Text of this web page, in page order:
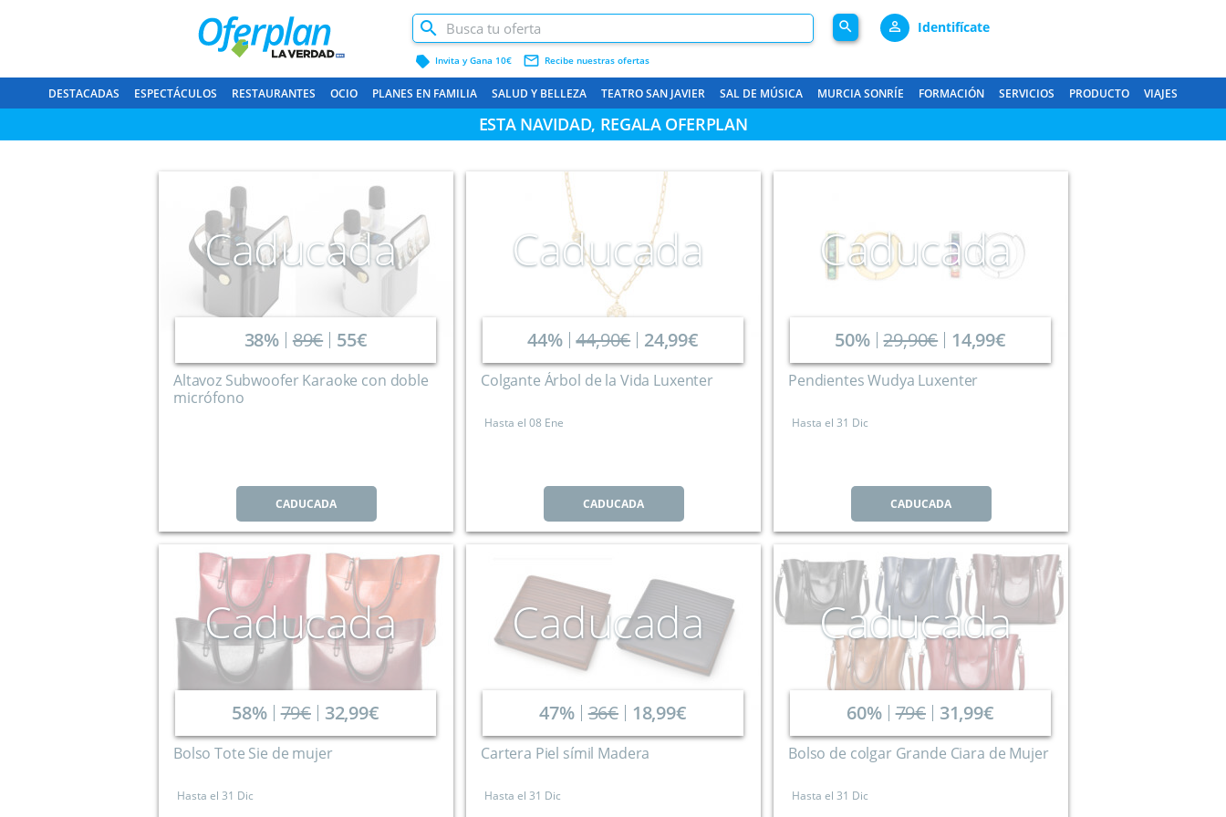
label Invita y Gana 10€ mail_outline Recibe nuestras ofertas
search person_outline Identifícate
DESTACADAS ESPECTÁCULOS RESTAURANTES OCIO PLANES EN FAMILIA SALUD Y BELLEZA TEATRO SAN JAVIER SAL DE MÚSICA MURCIA SONRÍE FORMACIÓN SERVICIOS PRODUCTO VIAJES
CARTAGENA Y COSTA
ESTA NAVIDAD, REGALA OFERPLAN
Caducada
38% 89€ 55€
Altavoz Subwoofer Karaoke con doble
micrófono
CADUCADA
Caducada
44% 44,90€ 24,99€
Colgante Árbol de la Vida Luxenter
Hasta el 08 Ene
CADUCADA
Caducada
50% 29,90€ 14,99€
Pendientes Wudya Luxenter
Hasta el 31 Dic
CADUCADA
Caducada
58% 79€ 32,99€
Bolso Tote Sie de mujer
Hasta el 31 Dic
Caducada
47% 36€ 18,99€
Cartera Piel símil Madera
Hasta el 31 Dic
Caducada
60% 79€ 31,99€
Bolso de colgar Grande Ciara de Mujer
Hasta el 31 Dic